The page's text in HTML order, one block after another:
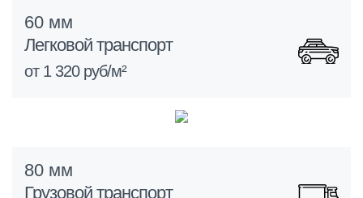
60 мм
Легковой транспорт
от 1 320 руб/м²
80 мм
Грузовой транспорт